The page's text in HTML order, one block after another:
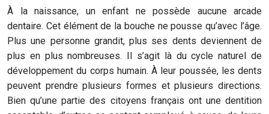
À la naissance, un enfant ne possède aucune arcade
dentaire. Cet élément de la bouche ne pousse qu’avec l’âge.
Plus une personne grandit, plus ses dents deviennent de
plus en plus nombreuses. Il s’agit là du cycle naturel de
développement du corps humain. À leur poussée, les dents
peuvent prendre plusieurs formes et plusieurs directions.
Bien qu’une partie des citoyens français ont une dentition